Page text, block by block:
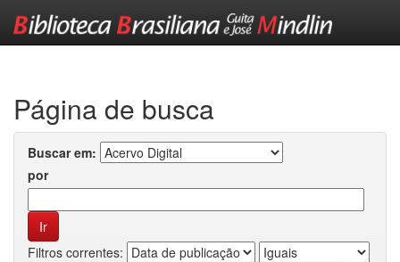
Página de busca
Buscar em:
por
Filtros correntes: